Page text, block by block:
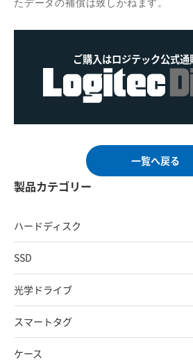
たデータの補償は致しかねます。
ご購入はロジテック公式
一覧へ戻る
製品カテゴリー
ハードディスク
SSD
光学ドライブ
スマートタグ
ケース